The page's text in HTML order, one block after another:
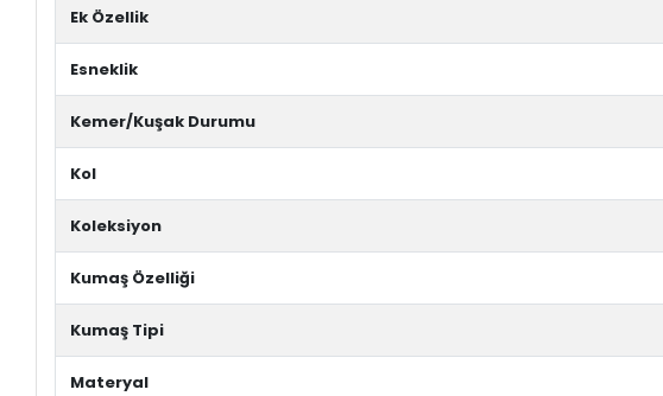
Ek Özellik
Esneklik
Kemer/Kuşak Durumu
Kol
Koleksiyon
Kumaş Özelliği
Kumaş Tipi
Materyal